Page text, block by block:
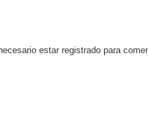
estar registrado para